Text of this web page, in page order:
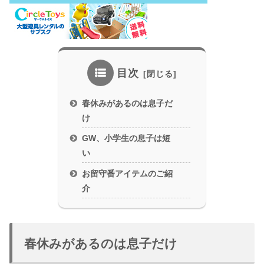
目次
春休みがあるのは息子だ
け
GW、小学生の息子は短
い
お留守番アイテムのご紹
介
春休みがあるのは息子だけ